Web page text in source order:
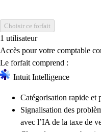
Choisir ce forfait
1 utilisateur
Accès pour votre comptable
Le forfait comprend :
Intuit Intelligence
Catégorisation rapide et
Signalisation des
avec l’IA de la taxe de